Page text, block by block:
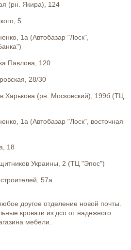
(рн. Якира), 124
5
1а (Автобазар "Лоск",
Павлова, 120
28/30
Харькова (рн. Московский), 199б (ТЦ
1а (Автобазар "Лоск", восточная
18
Украины, 2 (ТЦ "Эпос")
57а
другое отделение новой почты.
кровати из дсп от надежного
мебели.